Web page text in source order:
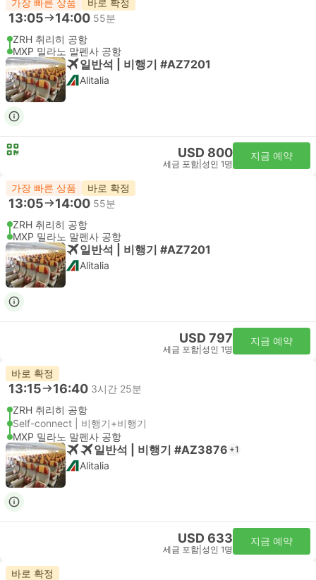
가장 빠른 상품 바로 확정
13:05 14:00 55분
ZRH 취리히 공항
MXP 밀라노 말펜사 공항
일반석 | 비행기 #AZ7201
Alitalia
USD 800
세금 포함 성인 1명
지금 예약
가장 빠른 상품 바로 확정
13:05 14:00 55분
ZRH 취리히 공항
MXP 밀라노 말펜사 공항
일반석 | 비행기 #AZ7201
Alitalia
USD 797
세금 포함 성인 1명
지금 예약
바로 확정
13:15 16:40 3시간 25분
ZRH 취리히 공항
Self-connect | 비행기+비행기
MXP 밀라노 말펜사 공항
일반석 | 비행기 #AZ3876 +1
Alitalia
USD 633
세금 포함 성인 1명
지금 예약
바로 확정